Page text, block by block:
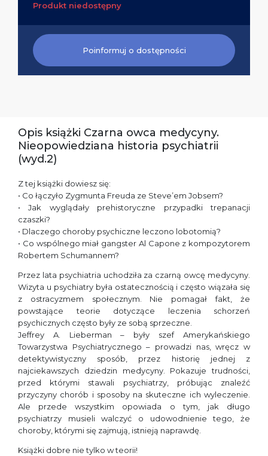
Produkt niedostępny
Poinformuj o dostępności
Opis książki Czarna owca medycyny.
Nieopowiedziana historia psychiatrii
(wyd.2)
Z tej książki dowiesz się:
• Co łączyło Zygmunta Freuda ze Steve’em Jobsem?
• Jak wyglądały prehistoryczne przypadki trepanacji
czaszki?
• Dlaczego choroby psychiczne leczono lobotomią?
• Co wspólnego miał gangster Al Capone z kompozytorem
Robertem Schumannem?
Przez lata psychiatria uchodziła za czarną owcę medycyny.
Wizyta u psychiatry była ostatecznością i często wiązała się
z ostracyzmem społecznym. Nie pomagał fakt, że
powstające teorie dotyczące leczenia schorzeń
psychicznych często były ze sobą sprzeczne.
Jeffrey A. Lieberman – były szef Amerykańskiego
Towarzystwa Psychiatrycznego – prowadzi nas, wręcz w
detektywistyczny sposób, przez historię jednej z
najciekawszych dziedzin medycyny. Pokazuje trudności,
przed którymi stawali psychiatrzy, próbując znaleźć
przyczyny chorób i sposoby na skuteczne ich wyleczenie.
Ale przede wszystkim opowiada o tym, jak długo
psychiatrzy musieli walczyć o udowodnienie tego, że
choroby, którymi się zajmują, istnieją naprawdę.
Książki dobre nie tylko w teorii!